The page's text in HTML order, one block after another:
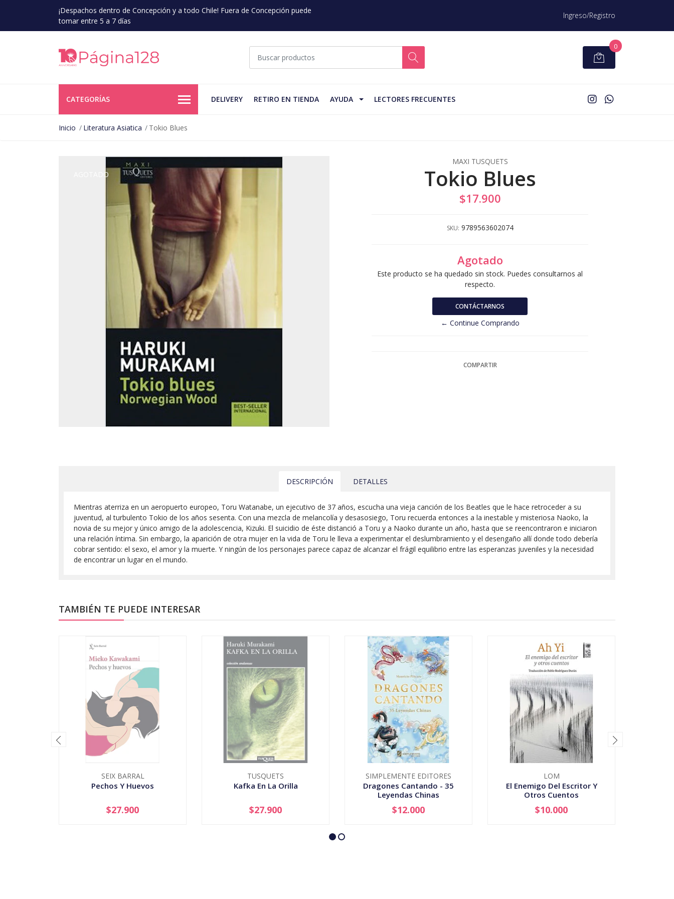
¡Despachos dentro de Concepción y a todo Chile! Fuera de Concepción puede
tomar entre 5 a 7 días
Ingreso/Registro
0
CATEGORÍAS DELIVERY RETIRO EN TIENDA AYUDA LECTORES FRECUENTES
Inicio Literatura Asiatica Tokio Blues
AGOTADO
MAXI TUSQUETS
Tokio Blues
$17.900
SKU: 9789563602074
Agotado
Este producto se ha quedado sin stock. Puedes consultarnos al
respecto.
CONTÁCTARNOS
← Continue Comprando
COMPARTIR
DESCRIPCIÓN DETALLES
Mientras aterriza en un aeropuerto europeo, Toru Watanabe, un ejecutivo de 37 años, escucha una vieja canción de los Beatles que le hace retroceder a su
juventud, al turbulento Tokio de los años sesenta. Con una mezcla de melancolía y desasosiego, Toru recuerda entonces a la inestable y misteriosa Naoko, la
novia de su mejor y único amigo de la adolescencia, Kizuki. El suicidio de éste distanció a Toru y a Naoko durante un año, hasta que se reencontraron e iniciaron
una relación íntima. Sin embargo, la aparición de otra mujer en la vida de Toru le lleva a experimentar el deslumbramiento y el desengaño allí donde todo debería
cobrar sentido: el sexo, el amor y la muerte. Y ningún de los personajes parece capaz de alcanzar el frágil equilibrio entre las esperanzas juveniles y la necesidad
de encontrar un lugar en el mundo.
TAMBIÉN TE PUEDE INTERESAR
SEIX BARRAL
Pechos Y Huevos
AGOTADO
$27.900
TUSQUETS
Kafka En La Orilla
AGOTADO
$27.900
SIMPLEMENTE EDITORES
Dragones Cantando - 35
Leyendas Chinas
+
$12.000
LOM
El Enemigo Del Escritor Y
Otros Cuentos
+
$10.000